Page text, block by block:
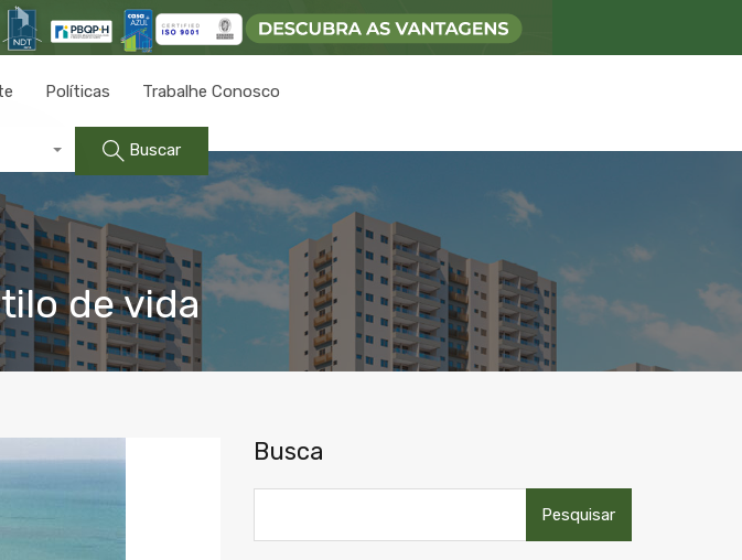
Políticas Trabalhe Conosco
Buscar
de vida
Busca
por: